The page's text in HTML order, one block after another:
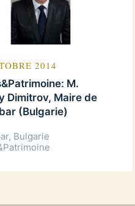
2014
M.
Dimitrov, Maire de
(Bulgarie)
Bulgarie